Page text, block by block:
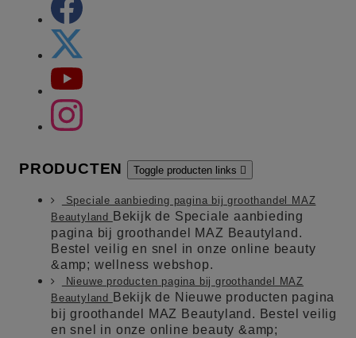
PRODUCTEN Toggle producten links 
Speciale aanbieding pagina bij groothandel MAZ
Beautyland
Bekijk de Speciale aanbieding
pagina bij groothandel MAZ Beautyland.
Bestel veilig en snel in onze online beauty
&amp; wellness webshop.
Nieuwe producten pagina bij groothandel MAZ
Beautyland
Bekijk de Nieuwe producten pagina
bij groothandel MAZ Beautyland. Bestel veilig
en snel in onze online beauty &amp;